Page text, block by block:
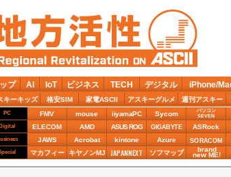
ップ AI IoT ビジネス TECH デジタル iPhone/
キーキッズ 格安SIM 家電ASCII アスキーグルメ 週刊アスキー
PC FMV mouse iiyamaPC Sycom
パソコン
SEVEN
Digital ELECOM AMD ASUS ROG GIGABYTE ASRock
JAWS Acrobat kintone Azure SORACOM
マカフィー キヤノンMJ JAPANNEXT ソフマップ brand
new ME!